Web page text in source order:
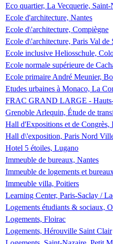
Eco quartier, La Vecquerie, Saint-
Ecole d'architecture, Nantes
Ecole d\'architecture, Compiègne
Ecole d\'architecture, Paris Val de
Ecole inclusive Heliosschule,
Ecole normale supérieure de
Ecole primaire André Meunier,
Etudes urbaines à Monaco, La
FRAC GRAND LARGE - Hauts-
Grenoble Arlequin, Étude de
Hall d'Expositions et de
Hall d\'exposition, Paris Nord
Hotel 5 étoiles, Lugano
Immeuble de bureaux, Nantes
Immeuble de logements et
Immeuble villa, Poitiers
Learning Center, Paris-Saclay /
Logements étudiants & sociaux,
Logements, Floirac
Logements, Hérouville Saint Clair